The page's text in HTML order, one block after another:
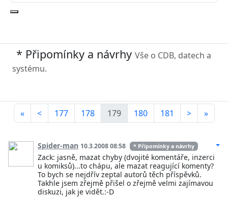
* Připomínky a návrhy Vše o CDB, datech a
systému.
« < 177 178 179 180 181 > »
Spider-man 10.3.2008 08:58 * Připomínky a návrhy
Zack: jasně, mazat chyby (dvojité komentáře, inzerci
u komiksů)...to chápu, ale mazat reagující komenty?
To bych se nejdřív zeptal autorů těch příspěvků.
Takhle jsem zřejmě přišel o zřejmě velmi zajímavou
diskuzi, jak je vidět.:-D